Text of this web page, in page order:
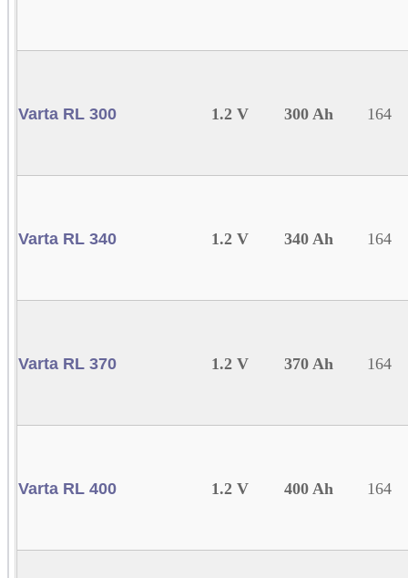
Varta RL 300 1.2 V 300 Ah 164
Varta RL 340 1.2 V 340 Ah 164
Varta RL 370 1.2 V 370 Ah 164
Varta RL 400 1.2 V 400 Ah 164